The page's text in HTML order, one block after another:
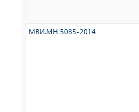
МВИ.МН 5085-2014